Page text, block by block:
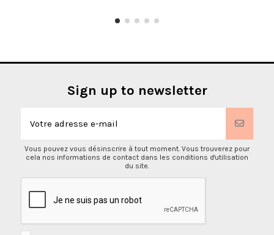
Sign up to newsletter
Vous pouvez vous désinscrire à tout moment. Vous trouverez pour
cela nos informations de contact dans les conditions d'utilisation
du site.